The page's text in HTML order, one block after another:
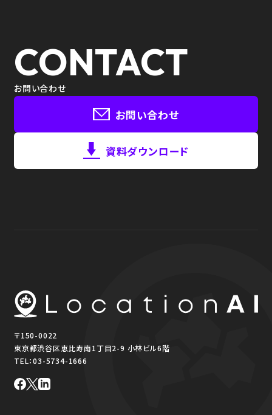
CONTACT
お問い合わせ
お問い合わせ
資料ダウンロード
〒150-0022
東京都渋谷区恵比寿南1丁目2-9 小林ビル6階
TEL：03-5734-1666